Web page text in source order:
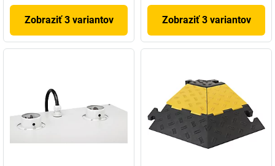
Zobraziť 3 variantov Zobraziť 3 variantov